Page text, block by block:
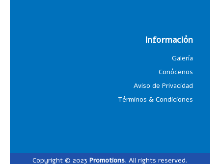
Información
Galería
Conócenos
Aviso de Privacidad
Términos & Condiciones
Copyright © 2023 Promotions. All rights reserved.